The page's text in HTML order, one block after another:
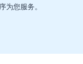
您服务。